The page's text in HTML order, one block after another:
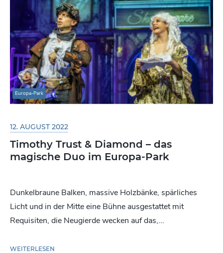
Europa-Park
12. AUGUST 2022
Timothy Trust & Diamond – das
magische Duo im Europa-Park
Dunkelbraune Balken, massive Holzbänke, spärliches
Licht und in der Mitte eine Bühne ausgestattet mit
Requisiten, die Neugierde wecken auf das,...
WEITERLESEN